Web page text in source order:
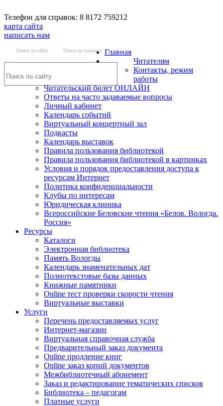
Телефон для справок: 8 8172 759212
карта сайта
написать нам
Поиск по сайту Поиск по каталогу Главная
Читателям
Контакты, режим
работы
Читательский билет ОНЛАЙН
Ответы на часто задаваемые вопросы
Личный кабинет
Календарь событий
Виртуальный концертный зал
Подкасты
Календарь выставок
Правила пользования библиотекой
Правила пользования библиотекой в картинках
Условия и порядок предоставления доступа к
ресурсам Интернет
Политика конфиденциальности
Клубы по интересам
Юридическая клиника
Всероссийские Беловские чтения «Белов. Вологда.
Россия»
Ресурсы
Каталоги
Электронная библиотека
Память Вологды
Календарь знаменательных дат
Полнотекстовые базы данных
Книжные памятники
Online тест проверки скорости чтения
Виртуальные выставки
Услуги
Перечень предоставляемых услуг
Интернет-магазин
Виртуальная справочная служба
Предварительный заказ документа
Online продление книг
Online заказ копий документов
Межбиблиотечный абонемент
Заказ и редактирование тематических списков
Библиотека – педагогам
Платные услуги